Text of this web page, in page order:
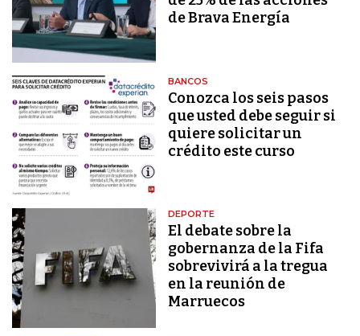
de Brava Energía
BANCOS
Conozca los seis pasos
que usted debe seguir si
quiere solicitar un
crédito este curso
DEPORTE
El debate sobre la
gobernanza de la Fifa
sobrevivirá a la tregua
en la reunión de
Marruecos